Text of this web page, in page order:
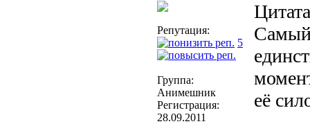
Репутация:
5
Группа:
Анимешник
Регистрация:
28.09.2011
её